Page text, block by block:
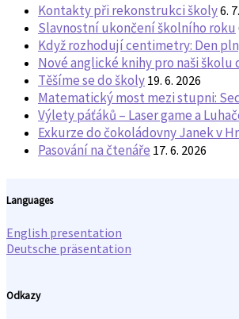
Kontakty při rekonstrukci školy6.
Slavnostní ukončení školního roku
Když rozhodují centimetry: Den
Nové anglické knihy pro naši
Těšíme se do školy 19. 6. 2026
Matematický most mezi stupni:
Výlety páťáků – Laser game a
Exkurze do čokoládovny Janek v
Pasování na čtenáře 17. 6. 2026
Languages
English presentation
Deutsche präsentation
Odkazy